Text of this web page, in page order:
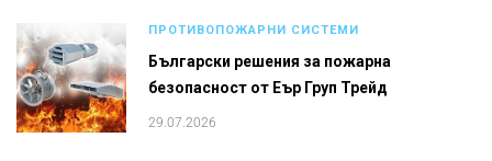
ПРОТИВОПОЖАРНИ СИСТЕМИ
Български решения за пожарна
безопасност от Еър Груп Трейд
29.07.2026